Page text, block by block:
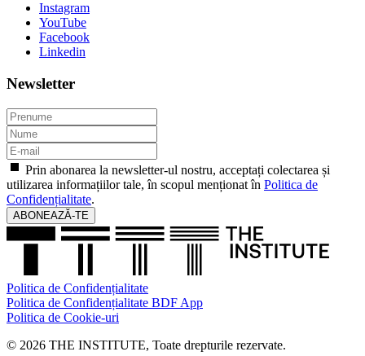
Instagram
YouTube
Facebook
Linkedin
Newsletter
Prin abonarea la newsletter-ul nostru, acceptați colectarea și
utilizarea informațiilor tale, în scopul menționat în Politica de
Confidențialitate.
ABONEAZĂ-TE
Politica de Confidențialitate
Politica de Confidențialitate BDF App
Politica de Cookie-uri
© 2026 THE INSTITUTE, Toate drepturile rezervate.